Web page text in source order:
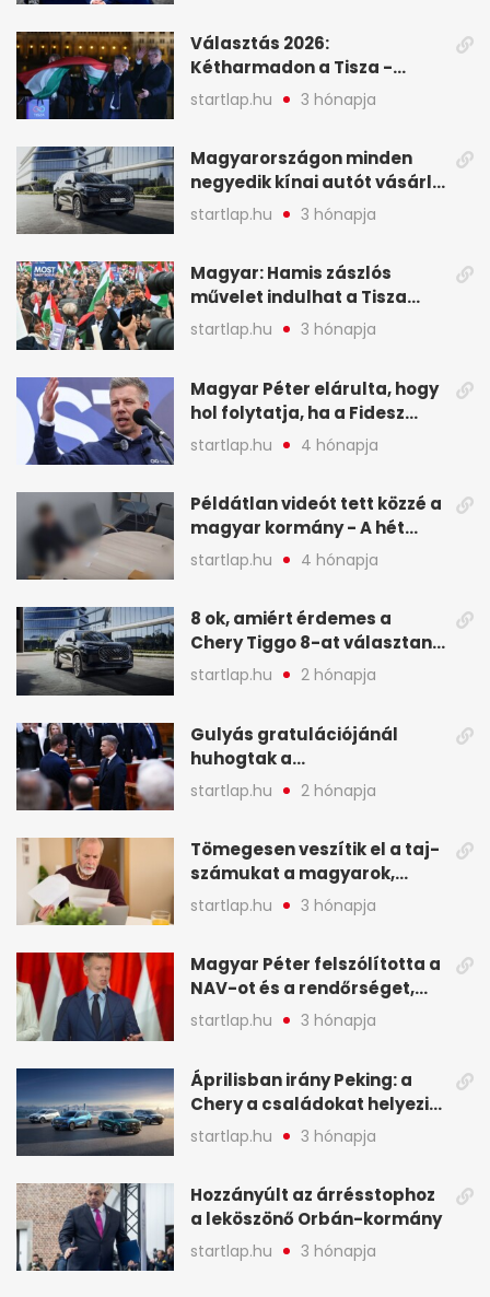
Választás 2026:
Kétharmadon a Tisza -
mutatjuk, hogyan alakulnak
a mandátumok
startlap.hu 3 hónapja
Magyarországon minden
negyedik kínai autót vásárló
a Chery mellett döntött (X)
startlap.hu 3 hónapja
Magyar: Hamis zászlós
művelet indulhat a Tisza
ellen a választás napján - A
hét legfontosabb eseményei
startlap.hu 3 hónapja
Magyar Péter elárulta, hogy
hol folytatja, ha a Fidesz
nyeri a választást - A hét
legfontosabb hírei
startlap.hu 4 hónapja
Példátlan videót tett közzé a
magyar kormány - A hét
legfontosabb hírei
képekben
startlap.hu 4 hónapja
8 ok, amiért érdemes a
Chery Tiggo 8-at választani!
(X)
startlap.hu 2 hónapja
Gulyás gratulációjánál
huhogtak a
leghangosabban, miután
Magyart miniszterelnökké
legfontosabb hírei
képekben
startlap.hu 2 hónapja
Tömegesen veszítik el a taj-
számukat a magyarok,
sokak ellen eljárást indít a
NAV - A hét hírei képekben
startlap.hu 3 hónapja
Magyar Péter felszólította a
NAV-ot és a rendőrséget,
tartóztassák le a NER-es
oligarchákat - A hét
startlap.hu 3 hónapja
Áprilisban irány Peking: a
Chery a családokat helyezi
globális mobilitási
programja középpontjába
startlap.hu 3 hónapja
Hozzányúlt az árrésstophoz
a leköszönő Orbán-kormány
startlap.hu 3 hónapja